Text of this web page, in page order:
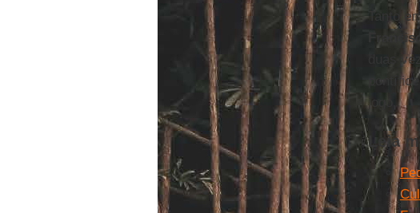
Tanto
duas
jogo.
Leia